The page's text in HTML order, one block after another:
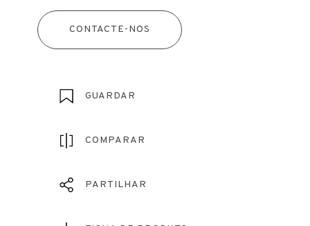
CONTACTE-NOS
GUARDAR
COMPARAR
PARTILHAR